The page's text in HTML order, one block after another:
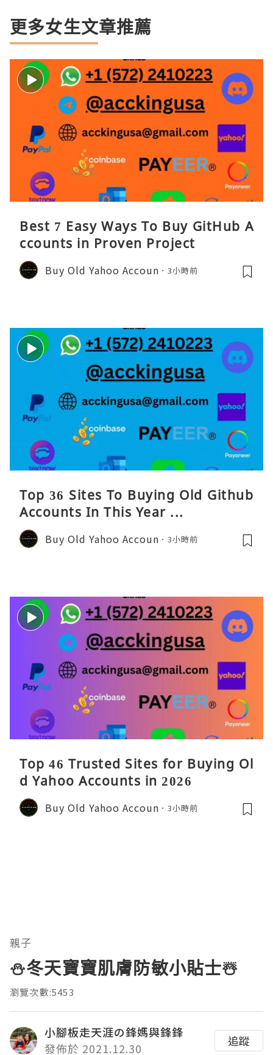
更多女生文章推薦
Best 7 Easy Ways To Buy GitHub A
ccounts in Proven Project
Buy Old Yahoo Accoun 3小時前
Top 36 Sites To Buying Old Github
Accounts In This Year ...
Buy Old Yahoo Accoun 3小時前
Top 46 Trusted Sites for Buying Ol
d Yahoo Accounts in 2026
Buy Old Yahoo Accoun 3小時前
親子
⛄️冬天寶寶肌膚防敏小貼士☃️
瀏覽次數:5453
小腳板走天涯の鋒媽與鋒鋒
發佈於 2021.12.30
追蹤